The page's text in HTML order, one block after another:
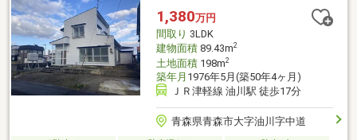
1,380万円
間取り 3LDK
建物面積89.43m2
土地面積198m2
築年月 1976年5月(築50年4ヶ月)
ＪＲ津軽線 油川駅 徒歩17分
青森県青森市大字油川字中道